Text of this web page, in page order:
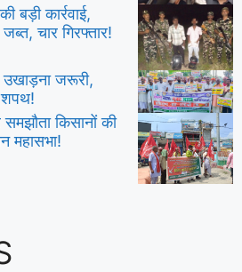
बड़ी कार्रवाई,
चार गिरफ्तार!
जरूरी,
शपथ!
समझौता किसानों की
महासभा!